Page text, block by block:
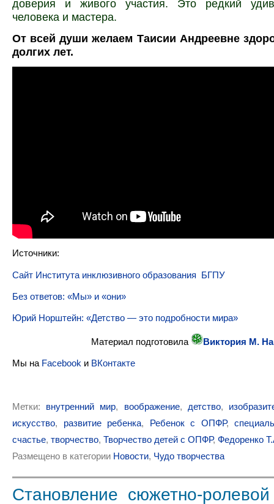
доверия и живого участия. Это редкий
человека и мастера.
От всей души желаем Таисии Андреевне
долгих лет.
Источники:
Сайт Института инклюзивного образования БГПУ
Без ответов: «Мы» и «они»
Юрий Норштейн: «Детство — это подробности мира»
Материал подготовила Виктория М.
Мы на Facebook и ВКонтакте
Метки: внутренний мир, воображение, детство,
искусство, развитие ребенка, Ребенок с ОПФР,
счастье, творчество, Творчество детей с ОПФР, Федоренко
Размещено в категории Новости, Чудо творчества
Становление сюжетно-